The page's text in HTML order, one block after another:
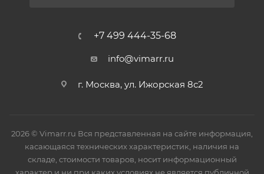
+7 499 444-35-68
info@vimarr.ru
г. Москва, ул. Ижорская 8с2
2026 © Vimarr.ru Вся представленная на сайте информация,
касающаяся технических характеристик, наличия на
складе, стоимости товаров, носит информационный